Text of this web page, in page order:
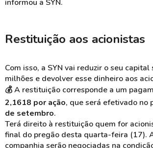
informou a SYN.
Restituição aos acionistas
Com isso, a SYN vai reduzir o seu
milhões e devolver esse dinheiro aos
💰 A restituição corresponde a um
2,1618 por ação, que será efetivado no
de setembro.
Terá direito à restituição quem for
final do pregão desta quarta-feira (17).
companhia serão negociadas na